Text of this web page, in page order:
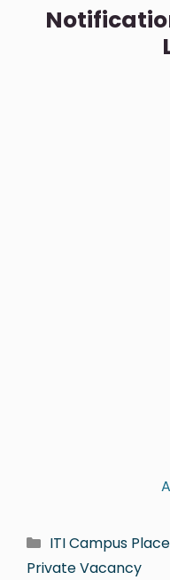
ITI Campus
Private Vacancy